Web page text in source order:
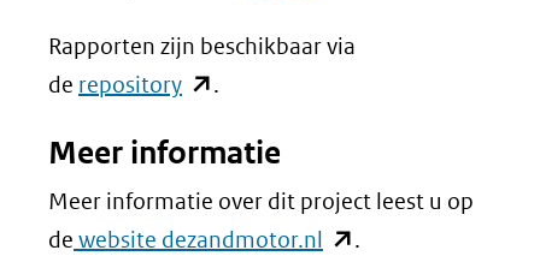
nieuw
een
andere
Rapporten zijn beschikbaar via
de repository(opent
nieuw
venster)
(verwijst
.
Meer informatie
Meer informatie over dit project leest u op
de website dezandmotor.nl (opent
.